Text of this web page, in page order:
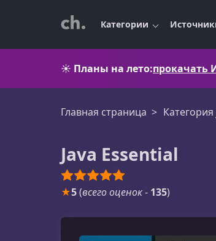
Категории
☀️ Планы на лето:прокачать
Главная страница Категория
Java Essential
★5(всего оценок- 135)